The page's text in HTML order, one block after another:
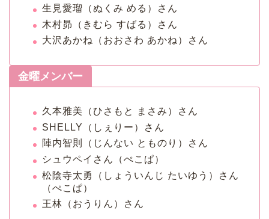
生見愛瑠（ぬくみ める）さん
木村昴（きむら すばる）さん
大沢あかね（おおさわ あかね）さん
金曜メンバー
久本雅美（ひさもと まさみ）さん
SHELLY（しぇりー）さん
陣内智則（じんない とものり）さん
シュウペイさん（ぺこぱ）
松陰寺太勇（しょういんじ たいゆう）さん
（ぺこぱ）
王林（おうりん）さん